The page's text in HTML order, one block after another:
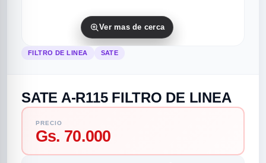
categorias
Ver mas de cerca
FILTRO DE LINEA SATE
SATE A-R115 FILTRO DE LINEA
PRECIO
Gs. 70.000